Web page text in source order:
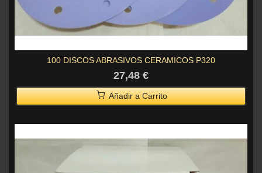
100 DISCOS ABRASIVOS CERAMICOS P320
27,48 €
Añadir a Carrito